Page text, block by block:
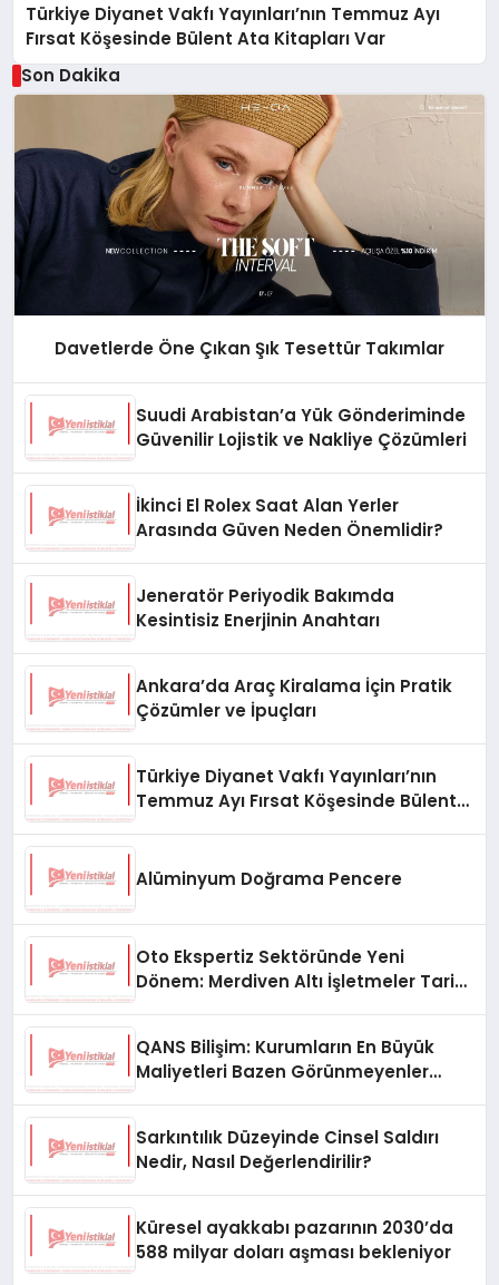
Türkiye Diyanet Vakfı Yayınları’nın Temmuz Ayı
Fırsat Köşesinde Bülent Ata Kitapları Var
Son Dakika
Davetlerde Öne Çıkan Şık Tesettür Takımlar
Suudi Arabistan’a Yük Gönderiminde
Güvenilir Lojistik ve Nakliye Çözümleri
İkinci El Rolex Saat Alan Yerler
Arasında Güven Neden Önemlidir?
Jeneratör Periyodik Bakımda
Kesintisiz Enerjinin Anahtarı
Ankara’da Araç Kiralama İçin Pratik
Çözümler ve İpuçları
Türkiye Diyanet Vakfı Yayınları’nın
Temmuz Ayı Fırsat Köşesinde Bülent
Alüminyum Doğrama Pencere
Oto Ekspertiz Sektöründe Yeni
Dönem: Merdiven Altı İşletmeler Tarih
QANS Bilişim: Kurumların En Büyük
Maliyetleri Bazen Görünmeyenler
Sarkıntılık Düzeyinde Cinsel Saldırı
Nedir, Nasıl Değerlendirilir?
Küresel ayakkabı pazarının 2030’da
588 milyar doları aşması bekleniyor